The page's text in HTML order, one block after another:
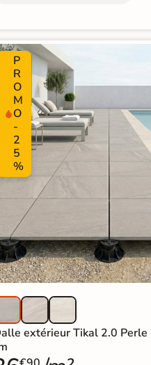
P
R
O
M
O
-
2
5
%
extérieur Tikal 2.0